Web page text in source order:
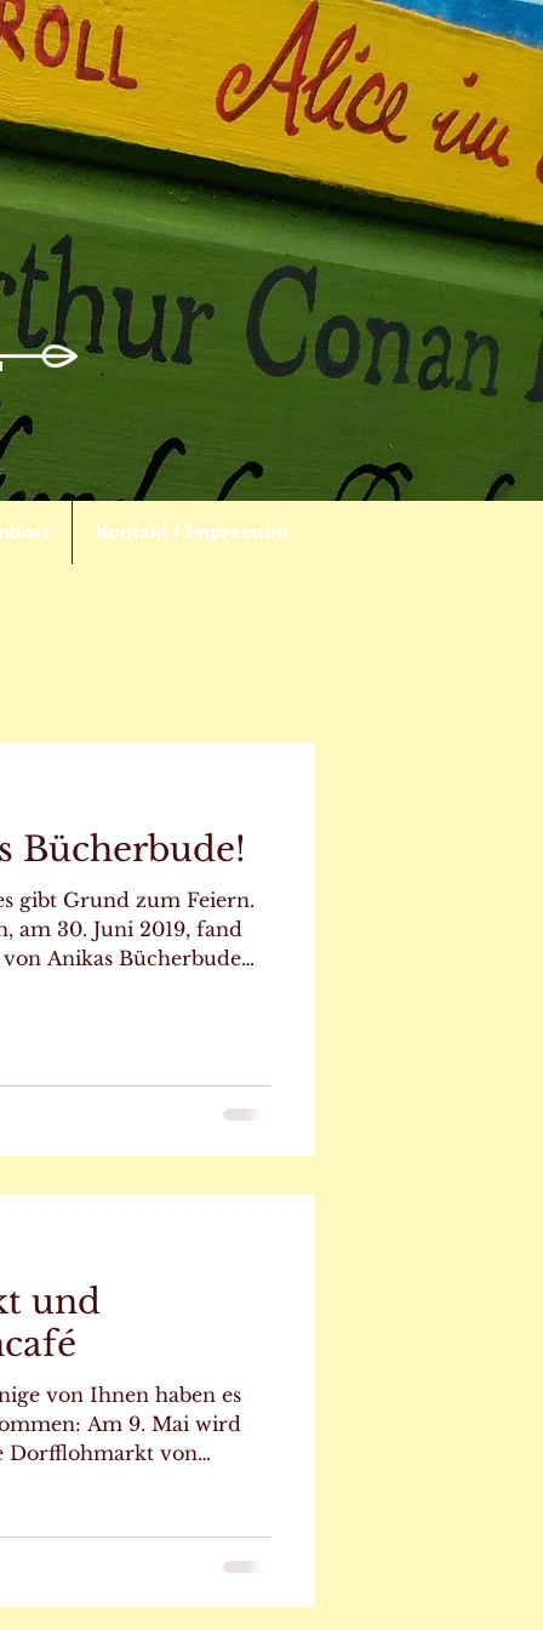
Kontakt / Impressum
Bücherbude!
gibt Grund zum Feiern.
am 30. Juni 2019, fand
Anikas Bücherbude
Ihrer großen
Herzensprojekt
Idee begann, is
und
von Ihnen haben es
Am 9. Mai wird
Dorfflohmarkt von
selbst
Auf einer